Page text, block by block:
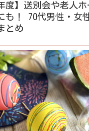
度】送別会や老人
も！ 70代男性・女
とめ